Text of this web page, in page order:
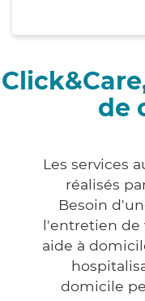
de
Les services
réalisés
Besoin
l'entretien de
aide à
domicile